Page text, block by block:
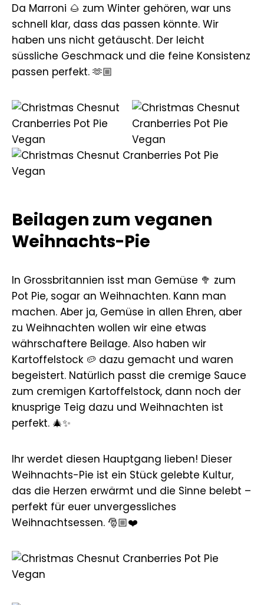
Da Marroni 🌰 zum Winter gehören, war uns
schnell klar, dass das passen könnte. Wir
haben uns nicht getäuscht. Der leicht
süssliche Geschmack und die feine Konsistenz
passen perfekt. 🫶🏼
Beilagen zum veganen
Weihnachts-Pie
In Grossbritannien isst man Gemüse 🥦 zum
Pot Pie, sogar an Weihnachten. Kann man
machen. Aber ja, Gemüse in allen Ehren, aber
zu Weihnachten wollen wir eine etwas
währschaftere Beilage. Also haben wir
Kartoffelstock 🥔 dazu gemacht und waren
begeistert. Natürlich passt die cremige Sauce
zum cremigen Kartoffelstock, dann noch der
knusprige Teig dazu und Weihnachten ist
perfekt. 🎄✨
Ihr werdet diesen Hauptgang lieben! Dieser
Weihnachts-Pie ist ein Stück gelebte Kultur,
das die Herzen erwärmt und die Sinne belebt –
perfekt für euer unvergessliches
Weihnachtsessen. 🎅🏼❤️